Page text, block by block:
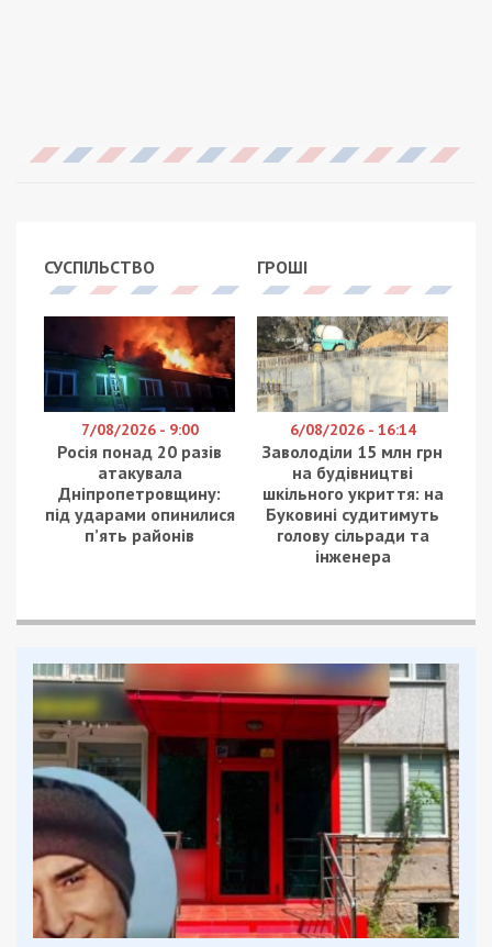
СУСПІЛЬСТВО
7/08/2026 - 9:00
Росія понад 20 разів
атакувала
Дніпропетровщину:
під ударами опинилися
п’ять районів
ГРОШІ
6/08/2026 - 16:14
Заволоділи 15 млн грн
на будівництві
шкільного укриття: на
Буковині судитимуть
голову сільради та
інженера